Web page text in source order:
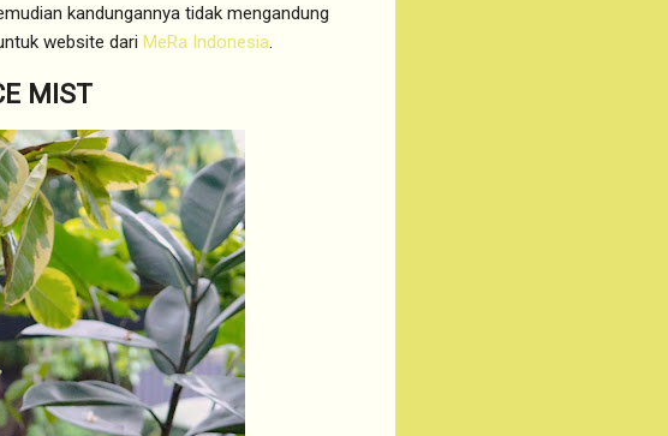
kandungannya tidak mengandung
website dari MeRa Indonesia.
MIST